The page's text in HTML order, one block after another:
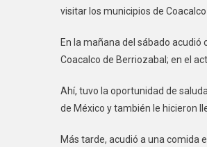
visitar los municipios de Coacalco
En la mañana del sábado
Coacalco de Berriozabal; en el
Ahí, tuvo la oportunidad de
de México y también le hicieron
Más tarde, acudió a una comida